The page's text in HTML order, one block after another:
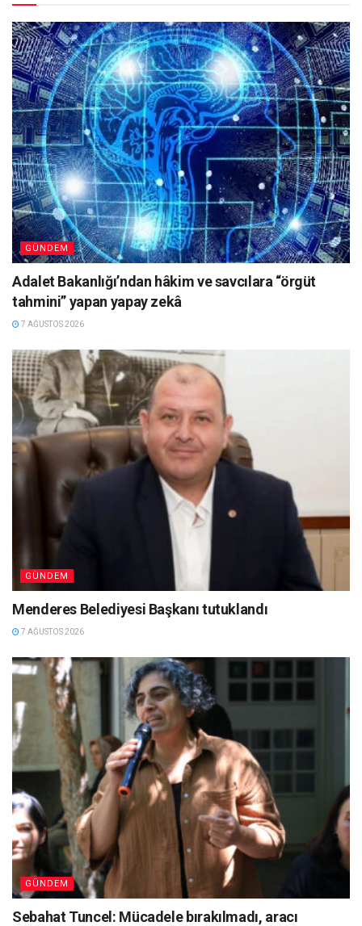
GÜNDEM
Adalet Bakanlığı’ndan hâkim ve savcılara “örgüt
tahmini” yapan yapay zekâ
7 AĞUSTOS 2026
GÜNDEM
Menderes Belediyesi Başkanı tutuklandı
7 AĞUSTOS 2026
GÜNDEM
Sebahat Tuncel: Mücadele bırakılmadı, aracı